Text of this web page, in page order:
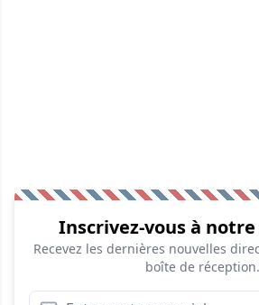
Inscrivez-vous à
Recevez les dernières nouvelles
boîte de réception.